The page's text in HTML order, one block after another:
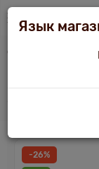
Рейка
Язык
-26%